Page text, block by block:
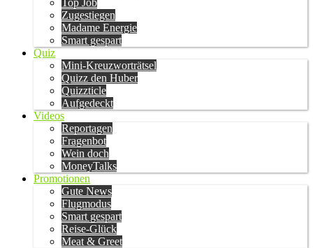
Top Job
Zugestiegen
Madame Energie
Smart gespart
Quiz
Mini-Kreuzworträtsel
Quizz den Huber
Quizzticle
Aufgedeckt
Videos
Reportagen
Fragenbot
Wein doch
MoneyTalks
Promotionen
Gute News
Flugmodus
Smart gespart
Reise-Glück
Meat & Greet